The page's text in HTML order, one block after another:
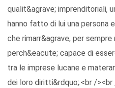
qualit&agrave; imprenditoriali,
hanno fatto di lui una persona
che rimarr&agrave; per sempre
perch&eacute; capace di
tra le imprese lucane e
dei loro diritti&rdquo;.<br /